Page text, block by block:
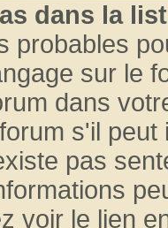
dans la
probables
sur le
dans
s'il
pas
voir le lien